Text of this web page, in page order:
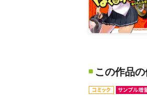
この作品